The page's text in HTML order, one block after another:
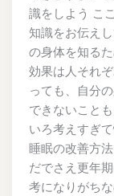
識をしよう こ
知識をお伝え
の身体を知る
効果は人それ
っても、自分
できないこと
いろ考えすぎ
睡眠の改善方
だでさえ更年
考になりがち